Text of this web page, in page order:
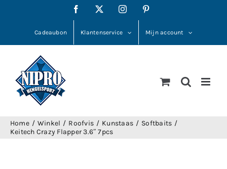
Facebook Instagram
Cadeaubon Klantenservice Mijn account
Home Winkel Roofvis Kunstaas
Softbaits
Keitech Crazy Flapper 3.6″ 7pcs